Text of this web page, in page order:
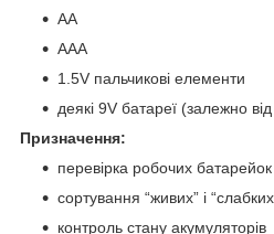
AA
AAA
1.5V пальчикові елементи
деякі 9V батареї (залежно від
Призначення:
перевірка робочих батарейок
сортування “живих” і
контроль стану акумуляторів